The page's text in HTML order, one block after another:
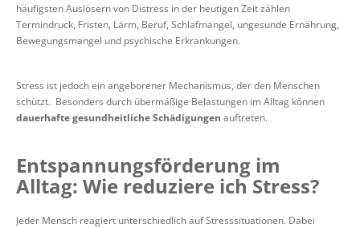
häufigsten Auslösern von Distress in der heutigen Zeit zählen
Termindruck, Fristen, Lärm, Beruf, Schlafmangel, ungesunde Ernährung,
Bewegungsmangel und psychische Erkrankungen.
Stress ist jedoch ein angeborener Mechanismus, der den Menschen
schützt. Besonders durch übermäßige Belastungen im Alltag können
dauerhafte gesundheitliche Schädigungen auftreten.
Entspannungsförderung im
Alltag: Wie reduziere ich Stress?
Jeder Mensch reagiert unterschiedlich auf Stresssituationen. Dabei